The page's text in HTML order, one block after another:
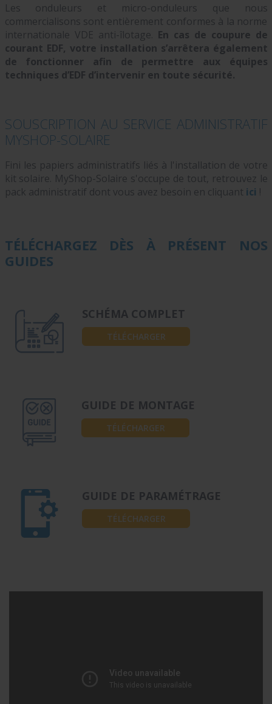
Les onduleurs et micro-onduleurs que nous
commercialisons sont entièrement conformes à la norme
internationale VDE anti-îlotage. En cas de coupure de
courant EDF, votre installation s’arrêtera également
de fonctionner afin de permettre aux équipes
techniques d’EDF d’intervenir en toute sécurité.
SOUSCRIPTION AU SERVICE ADMINISTRATIF
MYSHOP-SOLAIRE
Fini les papiers administratifs liés à l'installation de votre
kit solaire. MyShop-Solaire s'occupe de tout, retrouvez le
pack administratif dont vous avez besoin en cliquant ici !
TÉLÉCHARGEZ DÈS À PRÉSENT NOS
GUIDES
SCHÉMA COMPLET
TÉLÉCHARGER
GUIDE DE MONTAGE
TÉLÉCHARGER
GUIDE DE PARAMÉTRAGE
TÉLÉCHARGER